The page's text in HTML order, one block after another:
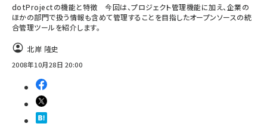
genai (1484)
ai crunch (1355)
dotProjectの機能と特徴 今回は、プロジェクト管理機能に加え、企業の
ほかの部門で扱う情報も含めて管理することを目指したオープンソースの統
合管理ツールを紹介します。
北岸 隆史
2008年10月28日 20:00